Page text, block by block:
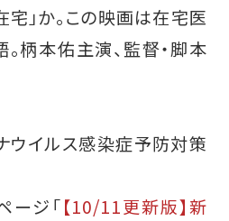
宅」か。この映画は在宅医
柄本佑主演、監督・脚本
ウイルス感染症予防対策
ージ「【10/11更新版】新